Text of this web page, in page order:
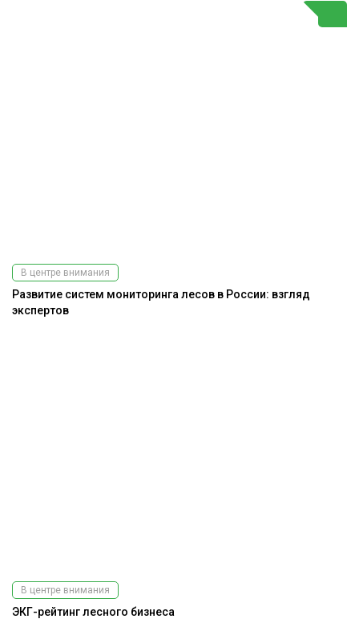
В центре внимания
Развитие систем мониторинга лесов в России: взгляд
экспертов
В центре внимания
ЭКГ-рейтинг лесного бизнеса